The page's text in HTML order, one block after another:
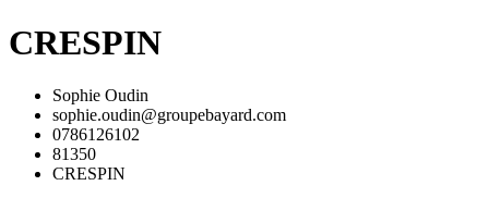
CRESPIN
Sophie Oudin
sophie.oudin@groupebayard.com
0786126102
81350
CRESPIN